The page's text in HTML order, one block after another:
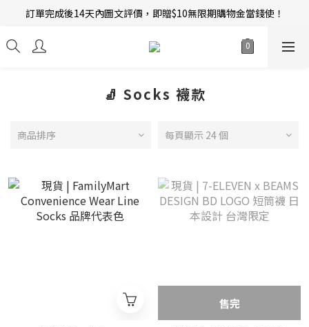
新會員招募中 | 即送 $12 購物金當錢使！
訂單完成後14天內圖文評價，即贈$10無限期購物金當錢使！
新會員招募中 | 即送 $12 購物金當錢使！
🧦 Socks 襪款
商品排序 每頁顯示 24 個
售完